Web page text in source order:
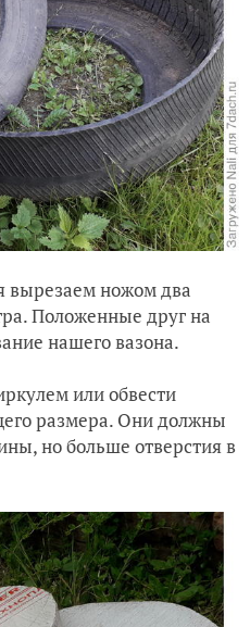
вырезаем ножом два
Положенные друг на
нашего вазона.
или обвести
размера. Они должны
но больше отверстия в